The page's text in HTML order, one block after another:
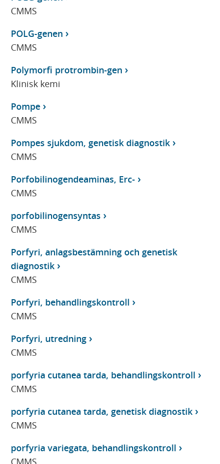
CMMS
POLG-genen
CMMS
Polymorfi protrombin-gen
Klinisk kemi
Pompe
CMMS
Pompes sjukdom, genetisk diagnostik
CMMS
Porfobilinogendeaminas, Erc-
CMMS
porfobilinogensyntas
CMMS
Porfyri, anlagsbestämning och genetisk
diagnostik
CMMS
Porfyri, behandlingskontroll
CMMS
Porfyri, utredning
CMMS
porfyria cutanea tarda, behandlingskontroll
CMMS
porfyria cutanea tarda, genetisk diagnostik
CMMS
porfyria variegata, behandlingskontroll
CMMS